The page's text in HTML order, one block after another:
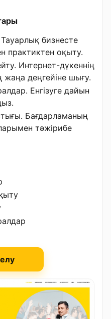
бизнесте
практиктен оқыту.
Интернет-дүкеннің
деңгейіне шығу.
Енгізуге дайын
Бағдарламаның
тәжірибе